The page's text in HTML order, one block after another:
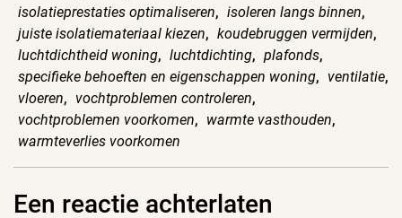
isolatieprestaties optimaliseren, isoleren langs binnen,
juiste isolatiemateriaal kiezen, koudebruggen vermijden,
luchtdichtheid woning, luchtdichting, plafonds,
specifieke behoeften en eigenschappen woning, ventilatie,
vloeren, vochtproblemen controleren,
vochtproblemen voorkomen, warmte vasthouden,
warmteverlies voorkomen
Een reactie achterlaten